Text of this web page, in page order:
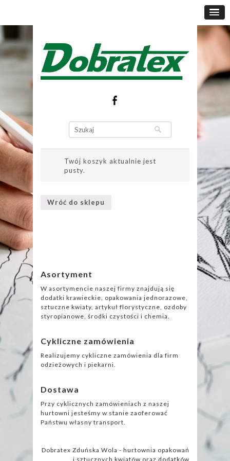
Twój koszyk aktualnie jest
pusty.
Wróć do sklepu
Asortyment
W asortymencie naszej firmy znajdują się
dodatki krawieckie, opakowania jednorazowe,
sztuczne kwiaty, artykuł florystyczne, ozdoby
styropianowe, środki czystości i chemia.
Cykliczne zamówienia
Realizujemy cykliczne zamówienia dla firm
odzieżowych i piekarni.
Dostawa
Przy cyklicznych zamówieniach z naszej
hurtowni jesteśmy w stanie zaoferować
Państwu własny transport.
Dobratex Zduńska Wola - hurtownia opakowań
i sztucznych kwiatów oraz dodatków